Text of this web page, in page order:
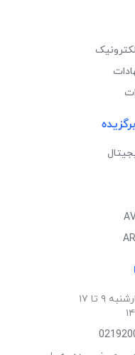
۹ تا ۱۷